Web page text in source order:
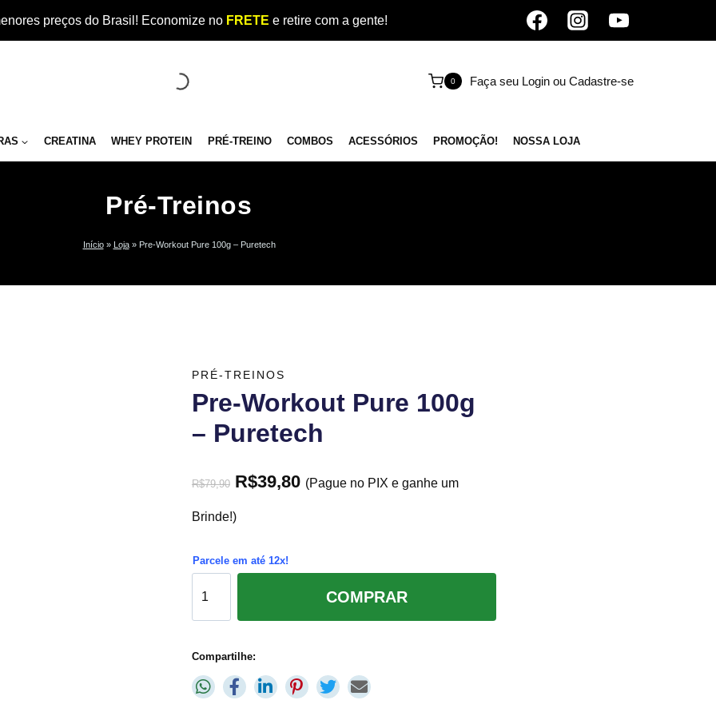
preços do Brasil! Economize no FRETE e retire com a gente!
0 Faça seu Login ou Cadastre-se
CREATINA WHEY PROTEIN PRÉ-TREINO COMBOS ACESSÓRIOS PROMOÇÃO! NOSSA LOJA
Pré-Treinos
Início» Loja» Pre-Workout Pure 100g – Puretech
PRÉ-TREINOS
Pre-Workout Pure 100g
– Puretech
R$79,90 R$39,80 (Pague no PIX e ganhe um
Brinde!)
Parcele em até 12x!
COMPRAR
Compartilhe: